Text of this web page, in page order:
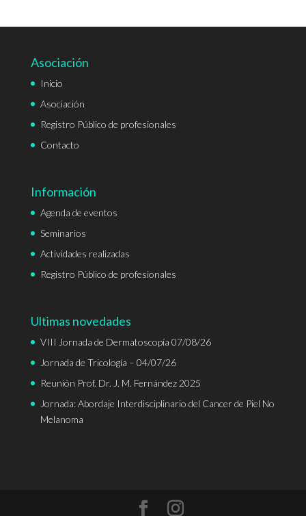
Asociación
Inicio
Asociación
Registro Público de profesionales
Contacto
Información
Agenda de eventos
Seminarios
Actividades realizadas
Registro Público de profesionales
Ultimas novedades
VIII Jornada de Dermatoscopía 07/08/26
Jornada de Tricología – 04/07/26
Reunión Prof. Dr. J. M. Fernández 2025
Jornada: Abordaje Interdisciplinario del Cancer de Piel No
Melanoma